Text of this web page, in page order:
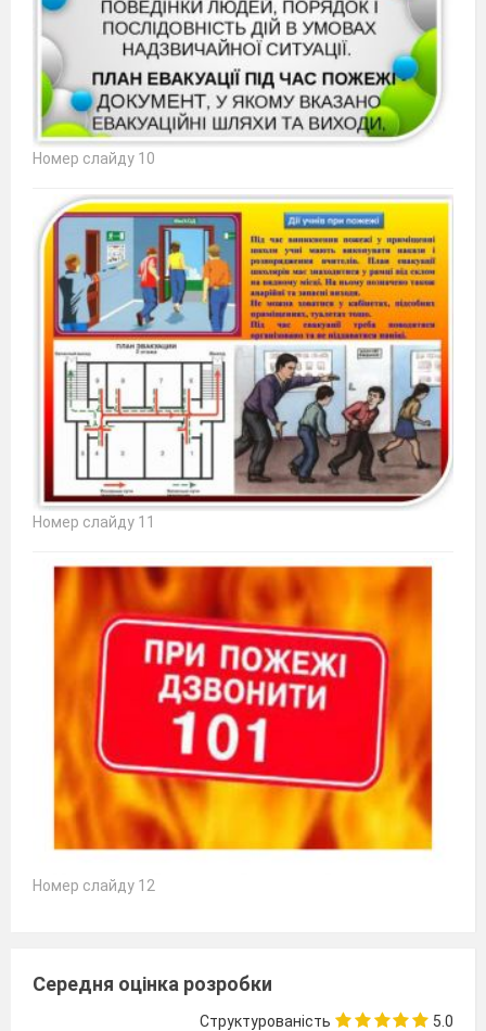
Номер слайду 10
Номер слайду 11
Номер слайду 12
Середня оцінка розробки
Структурованість
5.0